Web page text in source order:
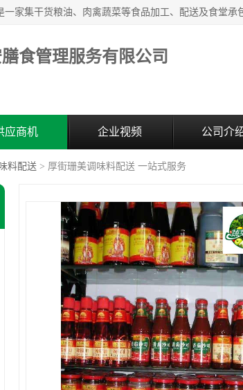
食管理服务有限公司
应商机 企业视频 公司介
料配送 > 厚街珊美调味料配送 一站式服务